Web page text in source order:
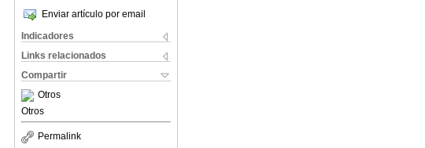
Enviar artículo por email
Indicadores
Links relacionados
Compartir
Otros
Otros
Permalink